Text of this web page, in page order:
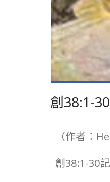
創38:1-
（作者：
創38:1-30